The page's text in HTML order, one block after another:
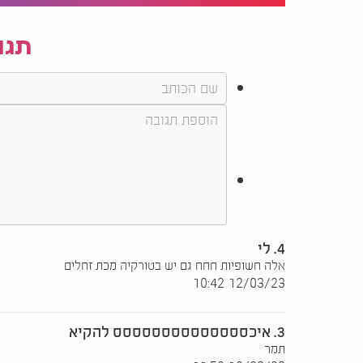
4. לי
אלה חשופיות חחח גם יש בטורקיה מכת זחלים
12/03/23 10:42
3. איכסססססססססססססס להקיא
תמר